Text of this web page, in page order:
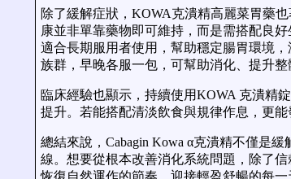
除了緩解症狀，KOWA克潰精高麗菜胃藥
康並非單靠藥物即可維持，而是需搭配良
適合長期服用者使用，幫助穩定腸胃環境
族群，早晚各服一包，可幫助消化、提升整
臨床經驗也顯示，持續使用KOWA 克潰精
提升。若能搭配清淡飲食與規律作息，更能
總結來說，Cabagin Kowa α克潰精不僅是
線。想要從根本改善消化系統問題，除了
恢復自然運作的節奏，迎接輕盈舒暢的每一